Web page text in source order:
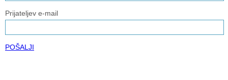
Prijateljev e-mail
POŠALJI